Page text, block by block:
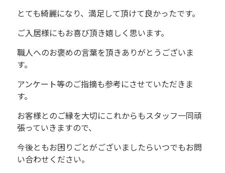
とても綺麗になり、満足して頂けて良かったです。
ご入居様にもお喜び頂き嬉しく思います。
職人へのお褒めの言葉を頂きありがとうございま
す。
アンケート等のご指摘も参考にさせていただきま
す。
お客様とのご縁を大切にこれからもスタッフ一同頑
張っていきますので、
今後ともお困りごとがございましたらいつでもお問
い合わせください。